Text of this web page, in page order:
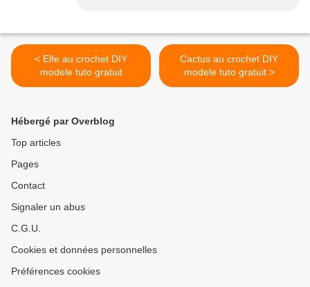
< Elfe au crochet DIY
modele tuto gratuit
Cactus au crochet DIY
modele tuto gratuit >
Hébergé par Overblog
Top articles
Pages
Contact
Signaler un abus
C.G.U.
Cookies et données personnelles
Préférences cookies